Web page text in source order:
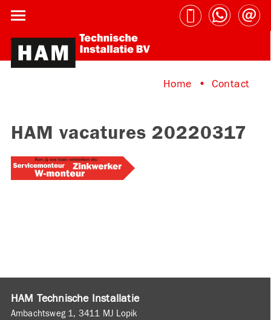
Home Contact
HAM vacatures 20220317
HAM Technische Installatie
Ambachtsweg 1, 3411 MJ Lopik